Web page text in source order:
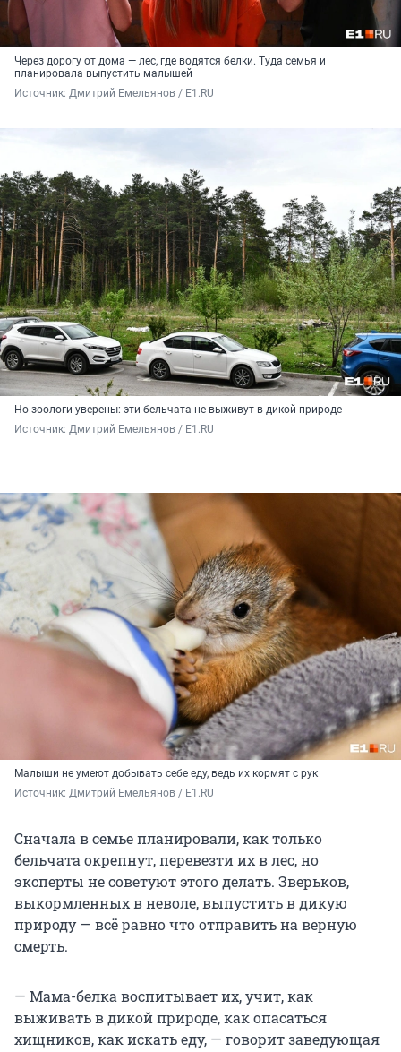
Через дорогу от дома — лес, где водятся белки. Туда семья и
планировала выпустить малышей
Источник: Дмитрий Емельянов / E1.RU
Но зоологи уверены: эти бельчата не выживут в дикой природе
Источник: Дмитрий Емельянов / E1.RU
Малыши не умеют добывать себе еду, ведь их кормят с рук
Источник: Дмитрий Емельянов / E1.RU
Сначала в семье планировали, как только
бельчата окрепнут, перевезти их в лес, но
эксперты не советуют этого делать. Зверьков,
выкормленных в неволе, выпустить в дикую
природу — всё равно что отправить на верную
смерть.
— Мама-белка воспитывает их, учит, как
выживать в дикой природе, как опасаться
хищников, как искать еду, — говорит заведующая